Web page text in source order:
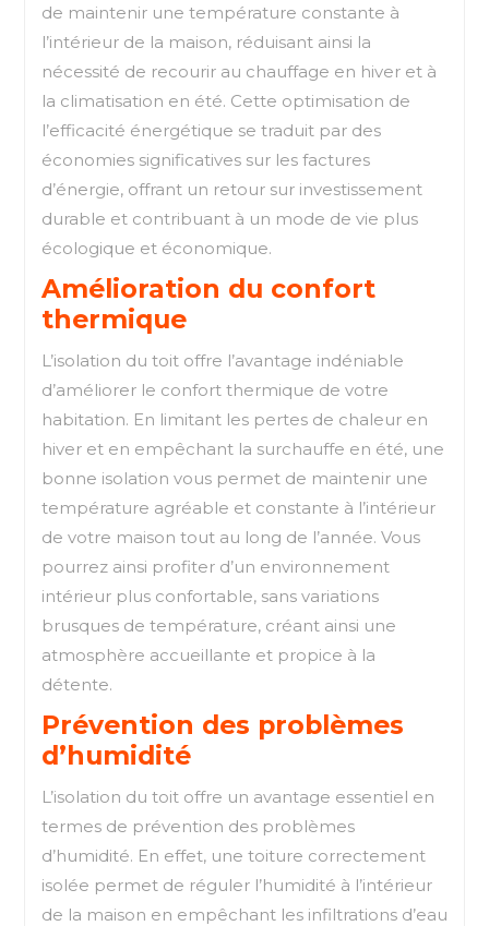
de maintenir une température constante à
l’intérieur de la maison, réduisant ainsi la
nécessité de recourir au chauffage en hiver et à
la climatisation en été. Cette optimisation de
l’efficacité énergétique se traduit par des
économies significatives sur les factures
d’énergie, offrant un retour sur investissement
durable et contribuant à un mode de vie plus
écologique et économique.
Amélioration du confort
thermique
L’isolation du toit offre l’avantage indéniable
d’améliorer le confort thermique de votre
habitation. En limitant les pertes de chaleur en
hiver et en empêchant la surchauffe en été, une
bonne isolation vous permet de maintenir une
température agréable et constante à l’intérieur
de votre maison tout au long de l’année. Vous
pourrez ainsi profiter d’un environnement
intérieur plus confortable, sans variations
brusques de température, créant ainsi une
atmosphère accueillante et propice à la
détente.
Prévention des problèmes
d’humidité
L’isolation du toit offre un avantage essentiel en
termes de prévention des problèmes
d’humidité. En effet, une toiture correctement
isolée permet de réguler l’humidité à l’intérieur
de la maison en empêchant les infiltrations d’eau